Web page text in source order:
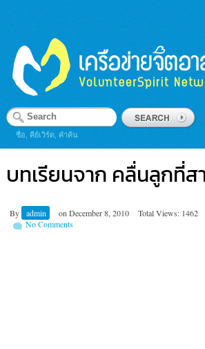
ชื่อ, คีย์เวิร์ด, คำค้น
บทเรียนจาก คลื่นลูกที่ส
By admin on December 8, 2010 Total Views: 1462
No Comments